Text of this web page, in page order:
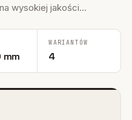
wysokiej jakości...
mm
WARIANTÓW
4